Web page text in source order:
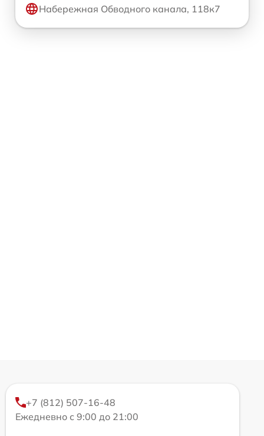
Набережная Обводного канала, 118к7
+7 (812) 507-16-48
Ежедневно с 9:00 до 21:00